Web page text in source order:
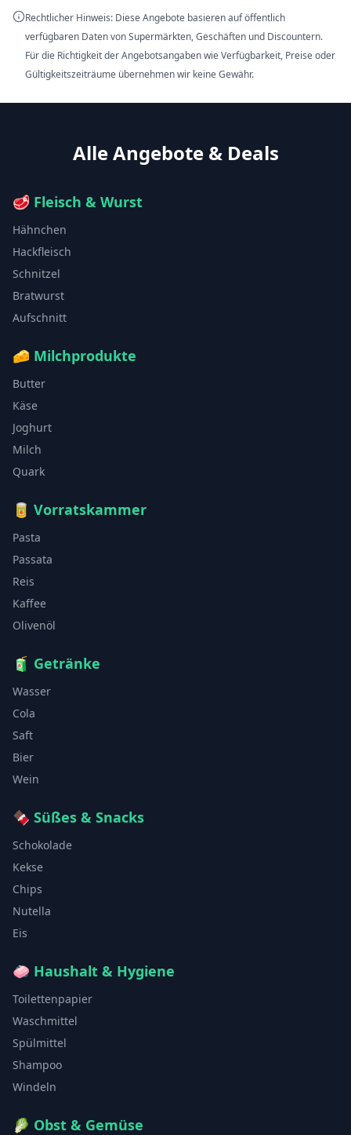
Rechtlicher Hinweis: Diese Angebote basieren auf öffentlich
verfügbaren Daten von Supermärkten, Geschäften und Discountern.
Für die Richtigkeit der Angebotsangaben wie Verfügbarkeit, Preise oder
Gültigkeitszeiträume übernehmen wir keine Gewähr.
Alle Angebote & Deals
🥩 Fleisch & Wurst
Hähnchen
Hackfleisch
Schnitzel
Bratwurst
Aufschnitt
🧀 Milchprodukte
Butter
Käse
Joghurt
Milch
Quark
🥫 Vorratskammer
Pasta
Passata
Reis
Kaffee
Olivenöl
🧃 Getränke
Wasser
Cola
Saft
Bier
Wein
🍫 Süßes & Snacks
Schokolade
Kekse
Chips
Nutella
Eis
🧼 Haushalt & Hygiene
Toilettenpapier
Waschmittel
Spülmittel
Shampoo
Windeln
🥬 Obst & Gemüse